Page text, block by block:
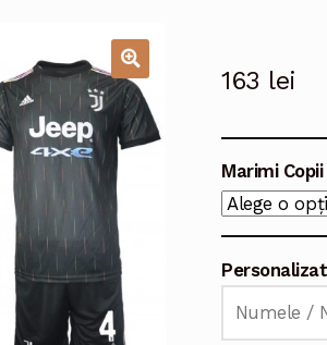
🔍 163 lei
Marimi Copii